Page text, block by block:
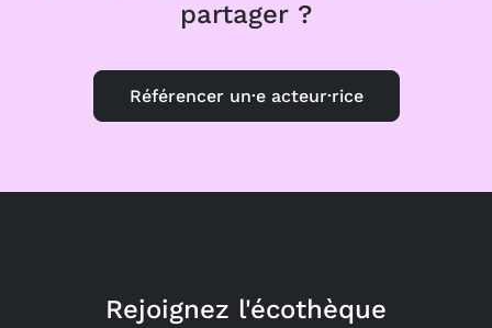
partager ?
Référencer un·e acteur·rice
Rejoignez l'écothèque